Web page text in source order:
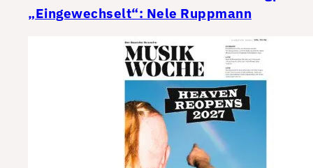
„Eingewechselt“: Nele Ruppmann